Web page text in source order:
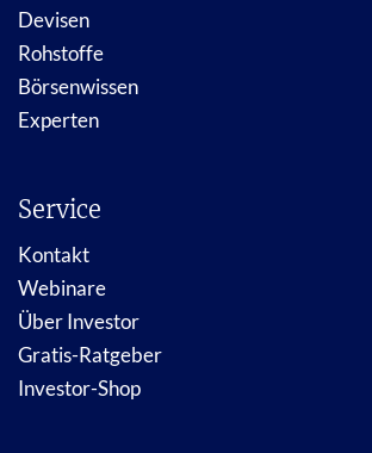
Devisen
Rohstoffe
Börsenwissen
Experten
Service
Kontakt
Webinare
Über Investor
Gratis-Ratgeber
Investor-Shop